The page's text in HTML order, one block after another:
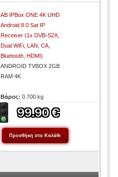
AB IPBox ONE 4K UHD
Android 8.0 Sat IP
Receiver (1x DVB-S2X,
Dual WiFi, LAN, CA,
Bluetooth, HDMI)
ANDROID TVBOX 2GB
RAM 4K
Βάρος:0.700 kg